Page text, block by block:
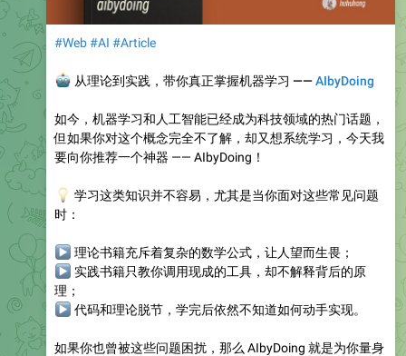
#Web#AI #Article
从理论到实践，带你真正掌握机器学习 ——AIbyDoing
如今，机器学习和人工智能已经成为科技领域的热门话题，
但如果你对这个概念完全不了解，却又想系统学习，今天我
要向你推荐一个神器 —— AIbyDoing！
学习这类知识并不容易，尤其是当你面对这些常见问题
时：
理论书籍充斥着复杂的数学公式，让人望而生畏；
实践书籍只教你调用现成的工具，却不解释背后的原
理；
代码和理论脱节，学完后依然不知道如何动手实现。
如果你也曾被这些问题困扰，那么 AIbyDoing 就是为你量身